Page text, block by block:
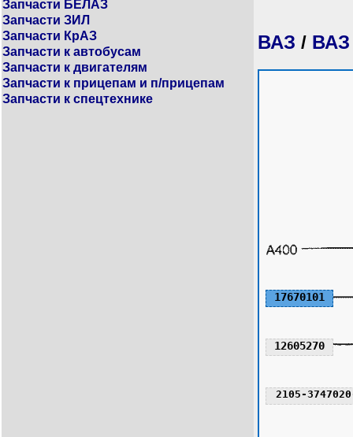
Запчасти БЕЛАЗ
Запчасти ЗИЛ
Запчасти КрАЗ
Запчасти к автобусам
Запчасти к двигателям
Запчасти к прицепам и п/прицепам
Запчасти к спецтехнике
ВАЗ / ВАЗ
12605270
17670101
2105-